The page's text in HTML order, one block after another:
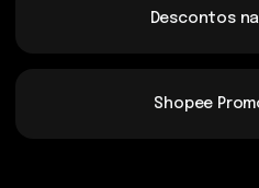
Descontos na
Shopee